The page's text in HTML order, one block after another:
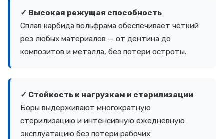
✓ Высокая режущая способность
Сплав карбида вольфрама обеспечивает чёткий
рез любых материалов — от дентина до
композитов и металла, без потери остроты.
✓ Стойкость к нагрузкам и стерилизации
Боры выдерживают многократную
стерилизацию и интенсивную ежедневную
эксплуатацию без потери рабочих